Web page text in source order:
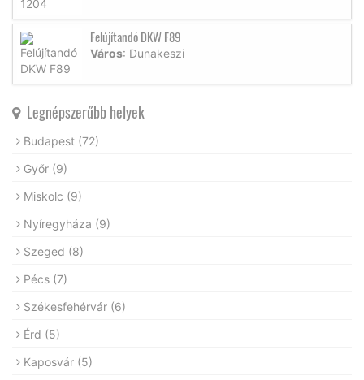
Felújítandó DKW F89
Város: Dunakeszi
Legnépszerűbb helyek
Budapest (72)
Győr (9)
Miskolc (9)
Nyíregyháza (9)
Szeged (8)
Pécs (7)
Székesfehérvár (6)
Érd (5)
Kaposvár (5)